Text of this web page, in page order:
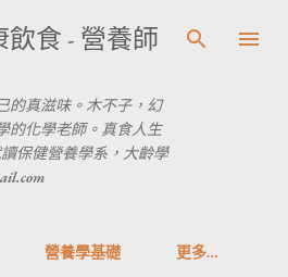
跳到主要內容
食 - 營養師
的真滋味。木不子，幻
的化學老師。真食人生
保健營養學系，大齡學
營養學基礎 更多…